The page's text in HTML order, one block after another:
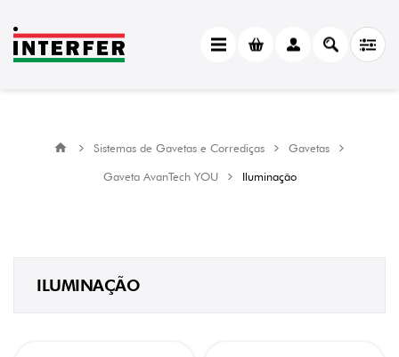
Sistemas de Gavetas e Corrediças
Gavetas
Gaveta AvanTech YOU
Iluminação
ILUMINAÇÃO
CATEGORY